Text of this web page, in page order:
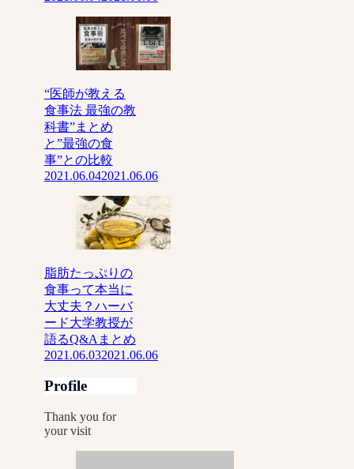
“医師が教える
食事法 最強の教
科書”まとめ
と”最強の食
事”との比較
2021.06.042021.06.06
脂肪たっぷりの
食事って本当に
大丈夫？ハーバ
ード大学教授が
語るQ&Aまとめ
2021.06.032021.06.06
Profile
Thank you for
your visit